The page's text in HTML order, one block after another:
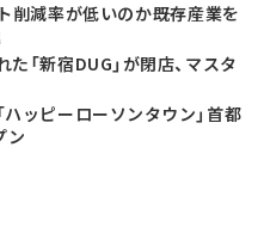
減率が低いのか――既存産業を
「新宿DUG」が閉店、マスタ
ッピーローソンタウン」首都
ン